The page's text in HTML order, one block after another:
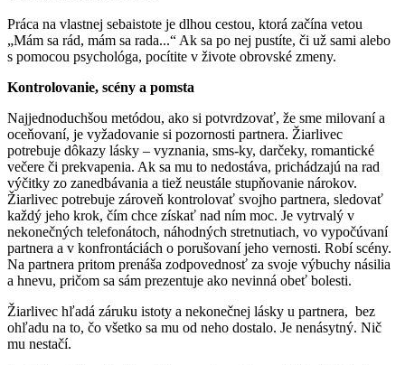
Práca na vlastnej sebaistote je dlhou cestou, ktorá začína vetou
„Mám sa rád, mám sa rada...“ Ak sa po nej pustíte, či už sami alebo
s pomocou psychológa, pocítite v živote obrovské zmeny.
Kontrolovanie, scény a pomsta
Najjednoduchšou metódou, ako si potvrdzovať, že sme milovaní a
oceňovaní, je vyžadovanie si pozornosti partnera. Žiarlivec
potrebuje dôkazy lásky – vyznania, sms-ky, darčeky, romantické
večere či prekvapenia. Ak sa mu to nedostáva, prichádzajú na rad
výčitky zo zanedbávania a tiež neustále stupňovanie nárokov.
Žiarlivec potrebuje zároveň kontrolovať svojho partnera, sledovať
každý jeho krok, čím chce získať nad ním moc. Je vytrvalý v
nekonečných telefonátoch, náhodných stretnutiach, vo vypočúvaní
partnera a v konfrontáciách o porušovaní jeho vernosti. Robí scény.
Na partnera pritom prenáša zodpovednosť za svoje výbuchy násilia
a hnevu, pričom sa sám prezentuje ako nevinná obeť bolesti.
Žiarlivec hľadá záruku istoty a nekonečnej lásky u partnera, bez
ohľadu na to, čo všetko sa mu od neho dostalo. Je nenásytný. Nič
mu nestačí.